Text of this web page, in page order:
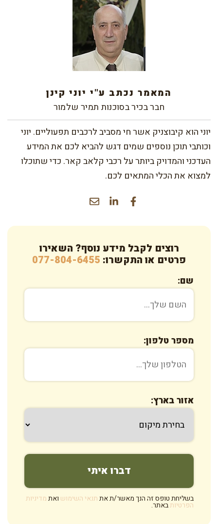
המאמר נכתב ע"י יוני קינן
חבר בכיר בסוכנות תמיר שלמור
יוני הוא קיבוצניק אשר חי מסביב לרכבים תפעוליים. יוני
וכותבי תוכן נוספים שמים דגש להביא לכם את המידע
העדכני והמדויק ביותר על רכבי קלאב קאר. כדי שתוכלו
למצוא את הכלי המתאים לכם.
רוצים לקבל מידע נוסף? השאירו
פרטים או התקשרו: 077-804-6455
שם:
מספר טלפון:
אזור בארץ:
בשליחת טופס זה הנך מאשר/ת אתתנאי השימוש ואתמדיניות
הפרטיותבאתר.